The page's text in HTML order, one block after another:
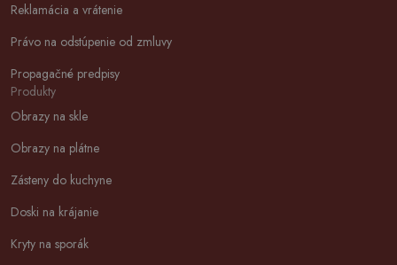
Reklamácia a vrátenie
Právo na odstúpenie od zmluvy
Propagačné predpisy
Produkty
Obrazy na skle
Obrazy na plátne
Zásteny do kuchyne
Doski na krájanie
Kryty na sporák